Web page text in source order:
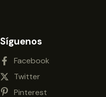
Síguenos
Facebook
Twitter
Pinterest